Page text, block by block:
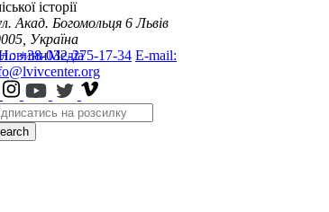
Медіа
історії
Акад. Богомольця 6 Львів
Україна
+38-032-275-17-34 E-mail: